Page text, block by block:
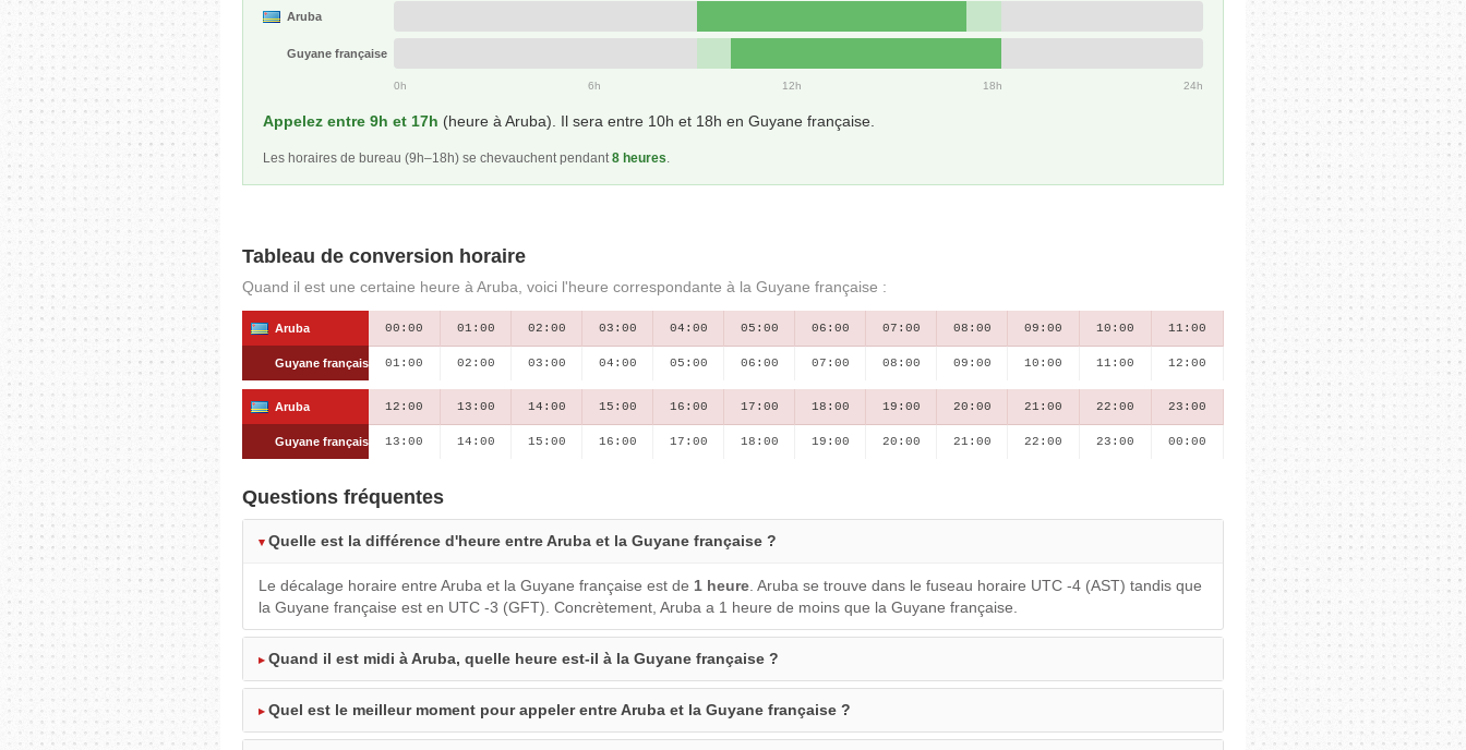
Aruba
Guyane française
0h 6h 12h 18h 24h
Appelez entre 9h et 17h (heure à Aruba). Il sera entre 10h et 18h en Guyane française.
Les horaires de bureau (9h–18h) se chevauchent pendant8 heures.
Tableau de conversion horaire
Quand il est une certaine heure à Aruba, voici l'heure correspondante à la Guyane française :
Aruba 00:00 01:00 02:00 03:00 04:00 05:00 06:00 07:00 08:00 09:00 10:00 11:00
Guyane française 01:00 02:00 03:00 04:00 05:00 06:00 07:00 08:00 09:00 10:00 11:00 12:00
Aruba 12:00 13:00 14:00 15:00 16:00 17:00 18:00 19:00 20:00 21:00 22:00 23:00
Guyane française 13:00 14:00 15:00 16:00 17:00 18:00 19:00 20:00 21:00 22:00 23:00 00:00
Questions fréquentes
Quelle est la différence d'heure entre Aruba et la Guyane française ?
Le décalage horaire entre Aruba et la Guyane française est de 1 heure . Aruba se trouve dans le fuseau horaire UTC -4 (AST) tandis que
la Guyane française est en UTC -3 (GFT). Concrètement, Aruba a 1 heure de moins que la Guyane française.
Quand il est midi à Aruba, quelle heure est-il à la Guyane française ?
Quel est le meilleur moment pour appeler entre Aruba et la Guyane française ?